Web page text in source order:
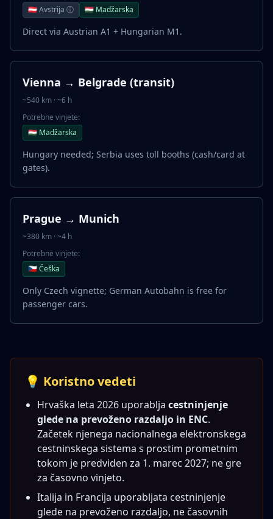
🇦🇹 Avstrija ⓘ
🇭🇺 Madžarska
Direct via Austrian A1 + Hungarian M1.
Vienna → Belgrade (transit)
~540 km · ~6 h
Potrebne vinjete:
🇭🇺 Madžarska
Hungary needed; Serbia uses toll booths (cash/card at
gates).
Prague → Munich
~380 km · ~4 h
Potrebne vinjete:
🇨🇿 Češka
Only Czech vignette; German Autobahn is free for
passenger cars.
💡 Koristno vedeti
Hrvaška leta 2026 uporablja cestninjenje
glede na prevoženo razdaljo in ENC.
Začetek njenega nacionalnega elektronskega
cestninskega sistema s prostim prometnim
tokom je predviden za 1. marec 2027; ne gre
za časovno vinjeto.
Italija in Francija uporabljata cestninjenje
glede na prevoženo razdaljo, ne časovnih